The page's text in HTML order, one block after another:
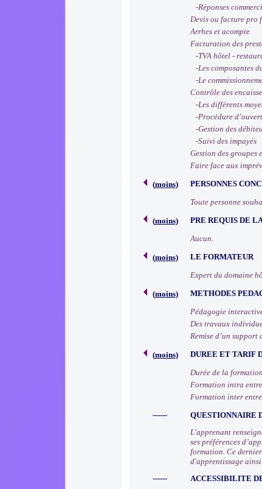
-Réponses
Devis ou facture pro
Arrhes et acompte
Facturation des
-TVA hôtel -
-Les composantes
-Le
Contrôle des
-Les différents
-Procédure
-Gestion des
-Suivi des impayés
Gestion des groupes
Faire face aux
(moins)
PERSONNES
Toute personne
(moins)
PRE REQUIS DE
Aucun.
(moins)
LE FORMATEUR
Expert du domaine
(moins)
METHODES
Pédagogie
Des travaux
Remise d’un
(moins)
DUREE ET TARIF
Durée de la
Formation intra
Formation inter
------
QUESTIONNAIRE
L'apprenant
ses préférences
formation. Ce
d'apprentissage
------
ACCESSIBILITE